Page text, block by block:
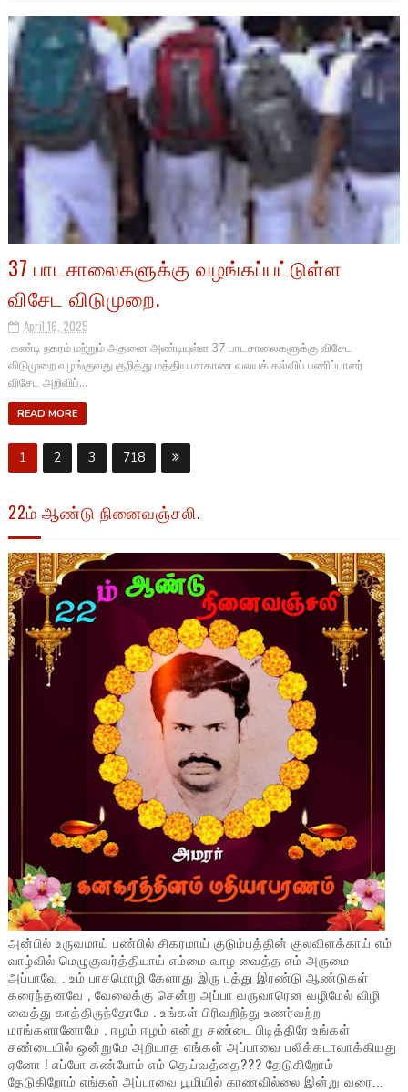
37 பாடசாலைகளுக்கு வழங்கப்பட்டுள்ள
விசேட விடுமுறை.
April 16, 2025
கண்டி நகரம் மற்றும் அதனை அண்டியுள்ள 37 பாடசாலைகளுக்கு விசேட
விடுமுறை வழங்குவது குறித்து மத்திய மாகாண வலயக் கல்விப் பணிப்பாளர்
விசேட அறிவிப்...
READ MORE
1 2 3 718
22ம் ஆண்டு நினைவஞ்சலி.
அன்பில் உருவமாய் பண்பில் சிகரமாய் குடும்பத்தின் குலவிளக்காய் எம்
வாழ்வில் மெழுகுவர்த்தியாய் எம்மை வாழ வைத்த எம் அருமை
அப்பாவே . உம் பாசமொழி கேளாது இரு பத்து இரண்டு ஆண்டுகள்
கரைந்தனவே , வேலைக்கு சென்ற அப்பா வருவாரென வழிமேல் விழி
வைத்து காத்திருந்தோமே . உங்கள் பிரிவறிந்து உணர்வற்ற
மரங்களானோமே , ஈழம் ஈழம் என்று சண்டை பிடித்திரே உங்கள்
சண்டையில் ஒன்றுமே அறியாத எங்கள் அப்பாவை பலிக்கடாவாக்கியது
ஏனோ ! எப்போ கண்போம் எம் தெய்வத்தை??? தேடுகிறோம்
தேடுகிறோம் எங்கள் அப்பாவை பூமியில் காணவில்லை இன்று வரை...